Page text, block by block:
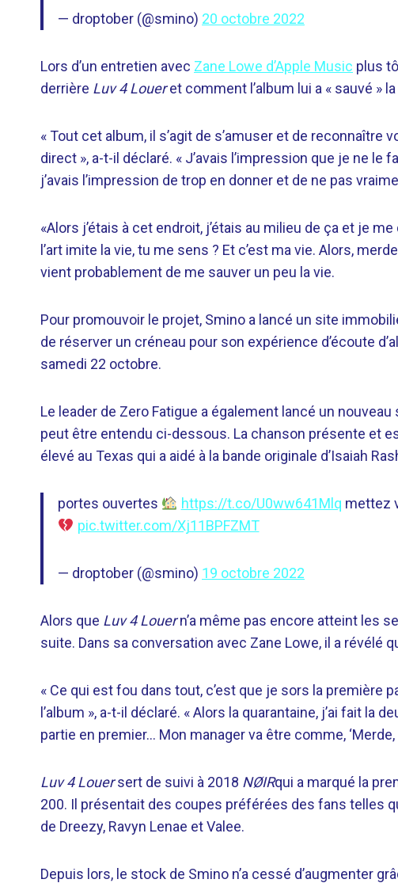
— droptober (@smino) 20 octobre 2022
Lors d’un entretien avec Zane Lowe d’Apple Music plus
derrière Luv 4 Loueret comment l’album lui a « sauvé » la
« Tout cet album, il s’agit de s’amuser et de reconnaître
direct », a-t-il déclaré. « J’avais l’impression que je ne
j’avais l’impression de trop en donner et de ne pas
«Alors j’étais à cet endroit, j’étais au milieu de ça et je
l’art imite la vie, tu me sens ? Et c’est ma vie. Alors,
vient probablement de me sauver un peu la vie.
Pour promouvoir le projet, Smino a lancé un site
de réserver un créneau pour son expérience d’écoute
samedi 22 octobre.
Le leader de Zero Fatigue a également lancé un
peut être entendu ci-dessous. La chanson présente et
élevé au Texas qui a aidé à la bande originale d’Isaiah
portes ouvertes https://t.co/U0ww641Mlq mettez
pic.twitter.com/Xj11BPFZMT
— droptober (@smino) 19 octobre 2022
Alors que Luv 4 Louern’a même pas encore atteint les
suite. Dans sa conversation avec Zane Lowe, il a révélé
« Ce qui est fou dans tout, c’est que je sors la première
l’album », a-t-il déclaré. « Alors la quarantaine, j’ai fait la
partie en premier… Mon manager va être comme, ‘Merde,
Luv 4 Louersert de suivi à 2018 NØIRqui a marqué la
200. Il présentait des coupes préférées des fans telles
de Dreezy, Ravyn Lenae et Valee.
Depuis lors, le stock de Smino n’a cessé d’augmenter